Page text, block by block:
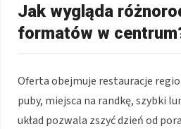
Jak wygląda
formatów w
Oferta obejmuje restauracje
puby, miejsca na randkę, szybki
układ pozwala zszyć dzień od